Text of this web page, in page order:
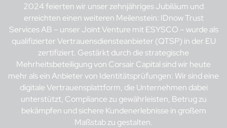
2024 feierten wir unser zehnjähriges Jubiläum und
erreichten einen weiteren Meilenstein: IDnow Trust
Services AB – unser Joint Venture mit ESYSCO – wurde als
qualifizierter Vertrauensdiensteanbieter (QTSP) in der EU
zertifiziert. Gestärkt durch die strategische
Mehrheitsbeteiligung von Corsair Capital sind wir heute
mehr als ein Anbieter von Identitätsprüfungen: Wir sind eine
digitale Vertrauensplattform, die Unternehmen dabei
unterstützt, Compliance zu gewährleisten, Betrug zu
bekämpfen und sichere Kundenerlebnisse in großem
Maßstab zu gestalten.